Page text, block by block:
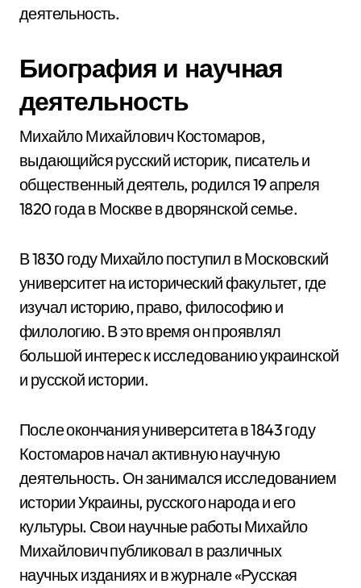
деятельность.
Биография и научная
деятельность
Михайло Михайлович Костомаров,
выдающийся русский историк, писатель и
общественный деятель, родился 19 апреля
1820 года в Москве в дворянской семье.
В 1830 году Михайло поступил в Московский
университет на исторический факультет, где
изучал историю, право, философию и
филологию. В это время он проявлял
большой интерес к исследованию украинской
и русской истории.
После окончания университета в 1843 году
Костомаров начал активную научную
деятельность. Он занимался исследованием
истории Украины, русского народа и его
культуры. Свои научные работы Михайло
Михайлович публиковал в различных
научных изданиях и в журнале «Русская